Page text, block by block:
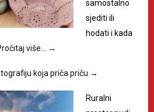
samostalno
sjediti ili
hodati i kada
više… →
koja priča priču →
Ruralni